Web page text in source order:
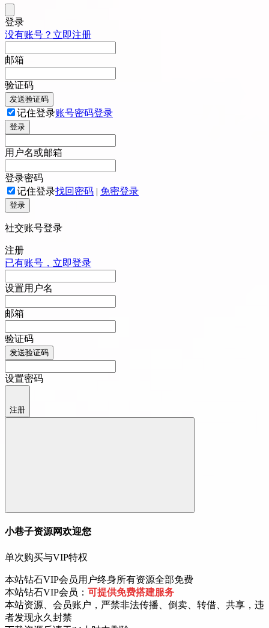
登录
没有账号？立即注册
邮箱
验证码
发送验证码
记住登录账号密码登录
登录
用户名或邮箱
登录密码
记住登录找回密码 | 免密登录
登录
社交账号登录
注册
已有账号，立即登录
设置用户名
邮箱
验证码
发送验证码
设置密码
注册
小巷子资源网欢迎您
单次购买与VIP特权
本站钻石VIP会员用户终身所有资源全部免费
本站钻石VIP会员： 可提供免费搭建服务
本站资源、会员账户，严禁非法传播、倒卖、转借、共享，违
者发现永久封禁